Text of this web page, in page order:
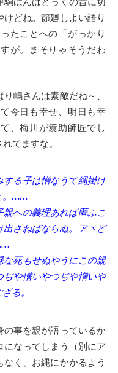
どね。節廻しよい語り
たことへの「がっかり
が。まそりゃそうだわ
嶋さんは素敵だね～、
今日も幸せ、明日も幸
、梅川が簑助師匠でし
てますな。
する子は憎なうて縄掛け
。……
への義理あれば匿ふこ
出さねばならぬ。アヽど
な死もせぬやうにこの親
ぢや憎いやつぢや憎いや
る。
の事を親が語っているか
なってしまう（別にア
く、お縄にかかるよう